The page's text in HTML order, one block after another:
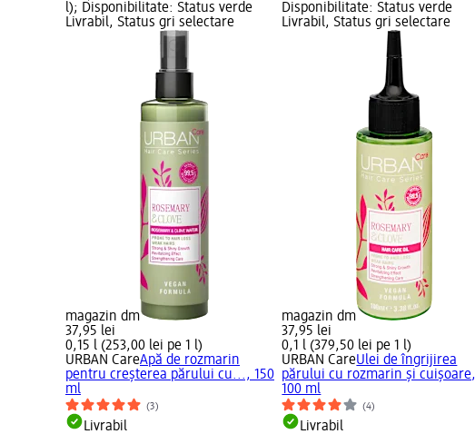
l); Disponibilitate: Status verde
Livrabil, Status gri selectare
magazin dm
37,95 lei
0,15 l (253,00 lei pe 1 l)
URBAN CareApă de rozmarin
pentru creșterea părului cu..., 150
ml
(3)
Livrabil
Disponibilitate: Status verde
Livrabil, Status gri selectare
magazin dm
37,95 lei
0,1 l (379,50 lei pe 1 l)
URBAN CareUlei de îngrijirea
părului cu rozmarin și cuișoare,
100 ml
(4)
Livrabil